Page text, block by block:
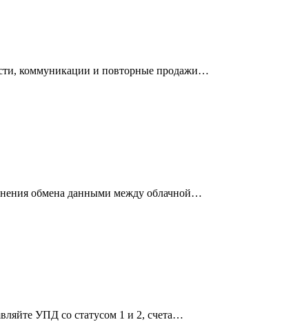
коммуникации и повторные продажи…
обмена данными между облачной…
УПД со статусом 1 и 2, счета…